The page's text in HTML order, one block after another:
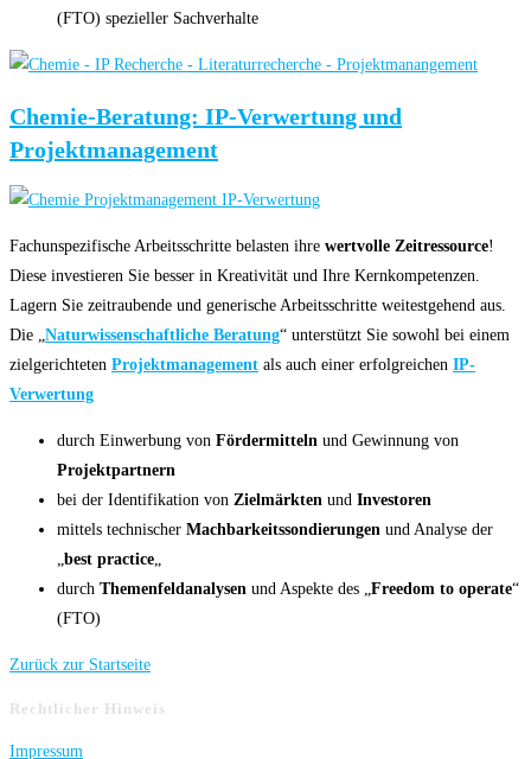
(FTO) spezieller Sachverhalte
Chemie-Beratung: IP-Verwertung und
Projektmanagement
Fachunspezifische Arbeitsschritte belasten ihre wertvolle Zeitressource!
Diese investieren Sie besser in Kreativität und Ihre Kernkompetenzen.
Lagern Sie zeitraubende und generische Arbeitsschritte weitestgehend aus.
Die „Naturwissenschaftliche Beratung“ unterstützt Sie sowohl bei einem
zielgerichteten Projektmanagement als auch einer erfolgreichen IP-
Verwertung
durch Einwerbung von Fördermitteln und Gewinnung von
Projektpartnern
bei der Identifikation von Zielmärkten und Investoren
mittels technischer Machbarkeitssondierungen und Analyse der
„best practice„
durch Themenfeldanalysen und Aspekte des „Freedom to operate“
(FTO)
Zurück zur Startseite
Rechtlicher Hinweis
Impressum